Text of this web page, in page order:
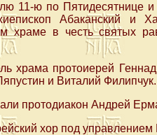
11-ю по Пятидесятнице
Абаканский и
храме в честь святых
храма протоиерей
и Виталий Филипчук.
протодиакон Андрей
хор под